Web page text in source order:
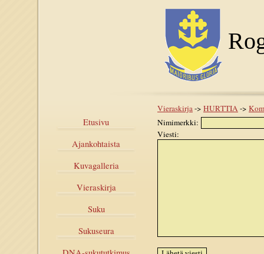
Etusivu
Ajankohtaista
Kuvagalleria
Vieraskirja
Suku
Sukuseura
Vieraskirja-> HURTTIA->
Nimimerkki:
Viesti: